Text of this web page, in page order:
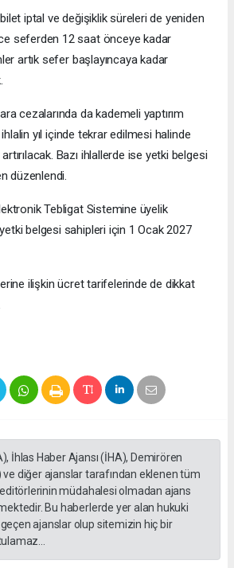
iptal ve değişiklik süreleri de yeniden
seferden 12 saat önceye kadar
artık sefer başlayıncaya kadar
cezalarında da kademeli yaptırım
yıl içinde tekrar edilmesi halinde
Bazı ihlallerde ise yetki belgesi
düzenlendi.
Tebligat Sistemine üyelik
belgesi sahipleri için 1 Ocak 2027
ilişkin ücret tarifelerinde de dikkat
İhlas Haber Ajansı (İHA), Demirören
ve diğer ajanslar tarafından eklenen tüm
müdahalesi olmadan ajans
Bu haberlerde yer alan hukuki
ajanslar olup sitemizin hiç bir